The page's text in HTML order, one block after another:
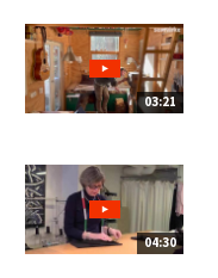
03:21
04:30